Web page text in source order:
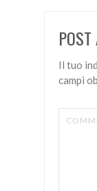
Il tuo
campi